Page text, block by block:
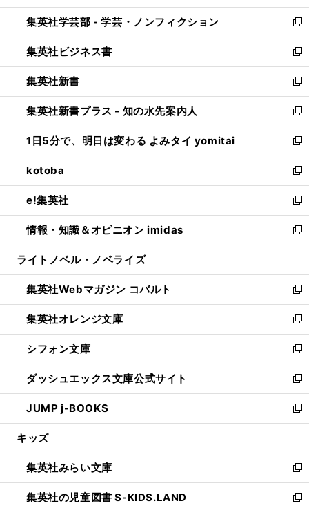
開
く
ウ
で
開
く
ン
ド
ウ
で
開
く
ウ
ィ
ン
ド
ウ
で
開
く
集英社学芸部 - 学芸・ノンフィクション
新
し
い
ウ
ィ
ン
ド
ウ
で
開
く
集英社ビジネス書
新
し
い
ウ
ィ
ン
ド
ウ
で
開
く
集英社新書
新
し
い
ウ
ィ
ン
ド
ウ
で
開
く
集英社新書プラス - 知の水先案内人
新
し
い
ウ
ィ
ン
ド
ウ
で
開
1日5分で、明日は変わる よみタイ yomitai
新
し
い
ウ
ィ
ン
ド
ウ
開
く
kotoba
新
し
い
ウ
ィ
ン
ウ
で
開
く
e!集英社
新
し
い
ウ
ン
ド
ウ
で
開
く
情報・知識＆オピニオン imidas
新
し
ウ
ィ
ン
ド
ウ
で
開
く
ライトノベル・ノベライズ
集英社Webマガジン コバルト
新
し
い
ウ
ィ
ン
ド
ウ
で
開
集英社オレンジ文庫
新
し
い
ウ
ィ
ン
ド
ウ
開
く
シフォン文庫
新
し
い
ウ
ィ
ン
ウ
で
開
く
ダッシュエックス文庫公式サイト
新
し
い
ウ
ン
ド
ウ
で
JUMP j-BOOKS
新
し
ウ
ィ
ン
ド
キッズ
集英社みらい文庫
新
し
い
集英社の児童図書 S-KIDS.LAND
新